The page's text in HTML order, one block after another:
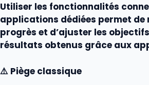
Utiliser les fonctionnalités
applications dédiées permet de
progrès et d’ajuster les
résultats obtenus grâce aux
⚠️ Piège classique